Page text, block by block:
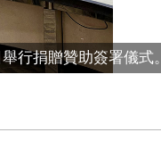
行捐贈贊助簽署儀式。